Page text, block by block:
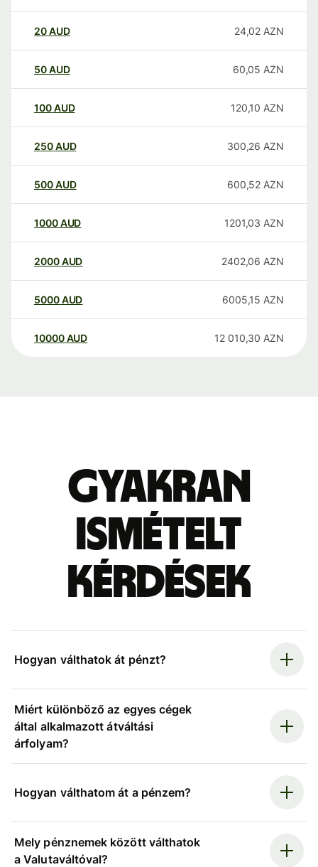
20AUD 24,02 AZN
50AUD 60,05 AZN
100AUD 120,10 AZN
250AUD 300,26 AZN
500AUD 600,52 AZN
1000AUD 1201,03 AZN
2000AUD 2402,06 AZN
5000AUD 6005,15 AZN
10000 AUD 12 010,30 AZN
Gyakran
ismételt
kérdések
Hogyan válthatok át pénzt?
Miért különböző az egyes cégek
által alkalmazott átváltási
árfolyam?
Hogyan válthatom át a pénzem?
Mely pénznemek között válthatok
a Valutaváltóval?